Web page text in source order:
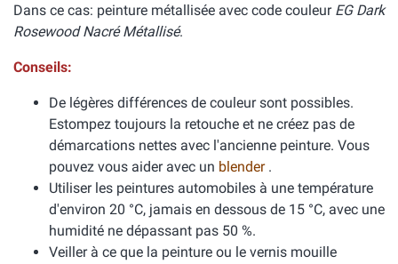
Dans ce cas: peinture métallisée avec code couleur EG Dark
Rosewood Nacré Métallisé.
Conseils:
De légères différences de couleur sont possibles.
Estompez toujours la retouche et ne créez pas de
démarcations nettes avec l'ancienne peinture. Vous
pouvez vous aider avec un blender .
Utiliser les peintures automobiles à une température
d'environ 20 °C, jamais en dessous de 15 °C, avec une
humidité ne dépassant pas 50 %.
Veiller à ce que la peinture ou le vernis mouille